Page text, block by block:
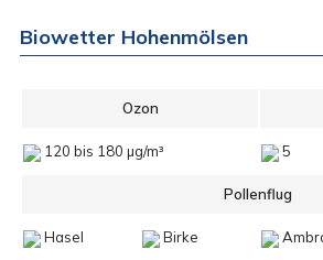
Biowetter Hohenmölsen
Ozon
120 bis 180 µg/m³ 5
Pollenflug
Hasel Birke